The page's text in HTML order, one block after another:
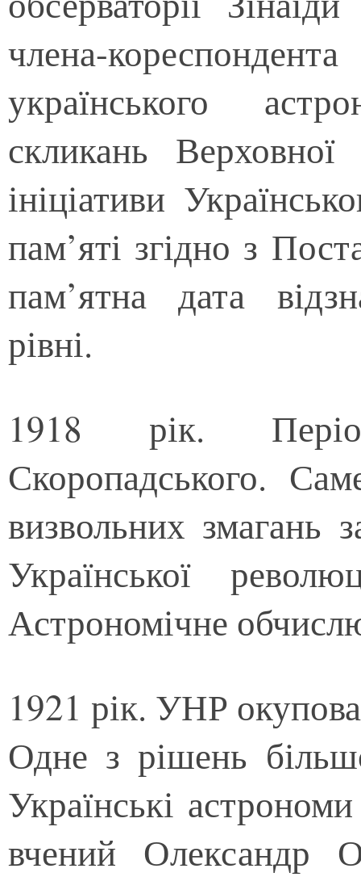
члена-
українського
скликань
ініціативи
пам’яті згідно з
пам’ятна дата
рівні.
1918 рік.
Скоропадського.
визвольних змагань
Української
Астрономічне
1921 рік. УНР
Одне з рішень
Українські
вчений Олександр